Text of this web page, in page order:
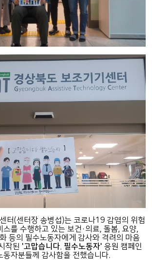
터(센터장 송병섭)는 코로나19 감염의 위험
를 수행하고 있는 보건·의료, 돌봄, 요양,
등의 필수노동자에게 감사와 격려의 마음
작된 '고맙습니다. 필수노동자' 응원 캠페인
동자분들께 감사함을 전했습니다.